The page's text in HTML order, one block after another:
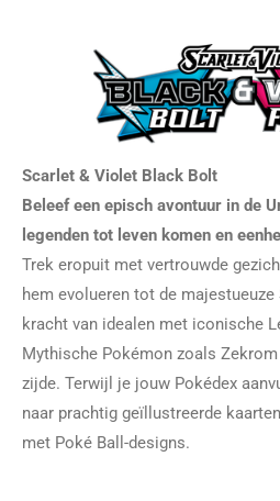
Scarlet & Violet Black Bolt
Beleef een episch avontuur in de
legenden tot leven komen en
Trek eropuit met vertrouwde
hem evolueren tot de majestueuze
kracht van idealen met iconische
Mythische Pokémon zoals
zijde. Terwijl je jouw Pokédex
naar prachtig geïllustreerde
met Poké Ball-designs.